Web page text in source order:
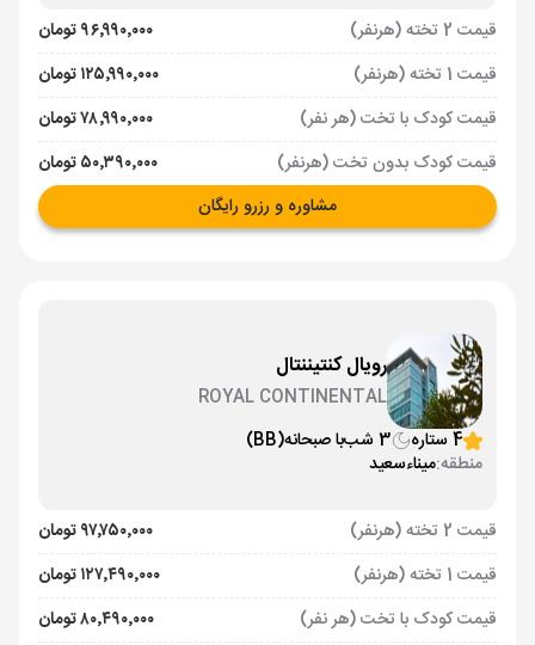
قیمت 2 تخته (هرنفر)
۹۶٬۹۹۰٬۰۰۰ تومان
قیمت 1 تخته (هرنفر)
۱۲۵٬۹۹۰٬۰۰۰ تومان
قیمت کودک با تخت (هر نفر)
۷۸٬۹۹۰٬۰۰۰ تومان
قیمت کودک بدون تخت (هرنفر)
۵۰٬۳۹۰٬۰۰۰ تومان
مشاوره و رزرو رایگان
رویال کنتیننتال
ROYAL CONTINENTAL
4 ستاره
3 شب با صبحانه(BB)
منطقه:میناءسعید
قیمت 2 تخته (هرنفر)
۹۷٬۷۵۰٬۰۰۰ تومان
قیمت 1 تخته (هرنفر)
۱۲۷٬۴۹۰٬۰۰۰ تومان
قیمت کودک با تخت (هر نفر)
۸۰٬۴۹۰٬۰۰۰ تومان